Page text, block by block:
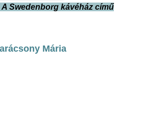
Swedenborg kávéház című
Mária